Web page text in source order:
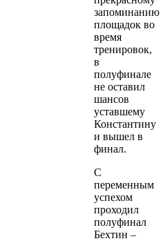
запоминанию
площадок во
время
тренировок,
в
полуфинале
не оставил
шансов
уставшему
Константину
и вышел в
финал.
С
переменным
успехом
проходил
полуфинал
Бехтин –